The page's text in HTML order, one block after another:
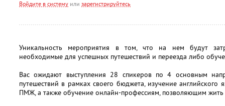
Войдите в систему или зарегистрируйтесь
Уникальность мероприятия в том, что на нем будут
необходимые для успешных путешествий и переезда либо
Вас ожидают выступления 28 спикеров по 4 основным
путешествий в рамках своего бюджета, изучение английского
ПМЖ, а также обучение онлайн-профессиям, позволяющим жить